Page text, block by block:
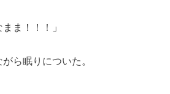
ま！！！」
ら眠りについた。